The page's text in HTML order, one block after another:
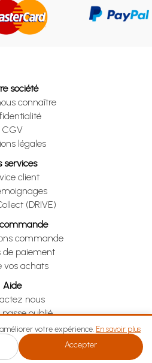
société
connaître
CGV
légales
services
client
(DRIVE)
commande
de paiement
vos achats
Aide
nous
oublié
rétracte
me rétracte
améliorer votre expérience. En savoir plus
Accepter